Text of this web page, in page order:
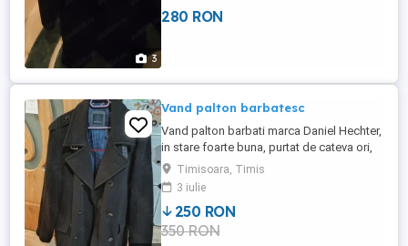
3
280 RON
Vand palton barbatesc
Vand palton barbati marca Daniel Hechter,
in stare foarte buna, purtat de cateva ori,
marimea xl xxl . Am ales sa-l vand
deoarece imi este prea mare.
Timisoara, Timis
3 iulie
250 RON
350 RON